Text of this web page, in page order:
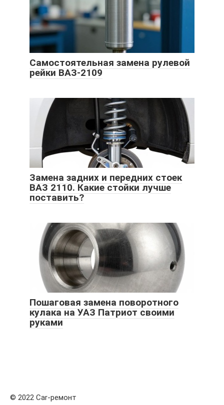
Самостоятельная замена рулевой
рейки ВАЗ-2109
Замена задних и передних стоек
ВАЗ 2110. Какие стойки лучше
поставить?
Пошаговая замена поворотного
кулака на УАЗ Патриот своими
руками
© 2022 Car-ремонт